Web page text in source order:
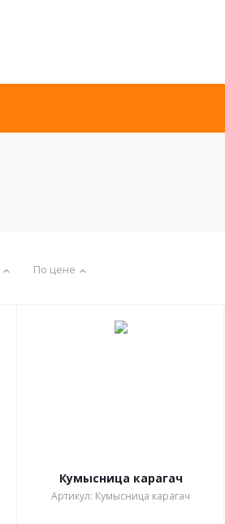
По цене
Кумысница карагач
Артикул: Кумысница карагач